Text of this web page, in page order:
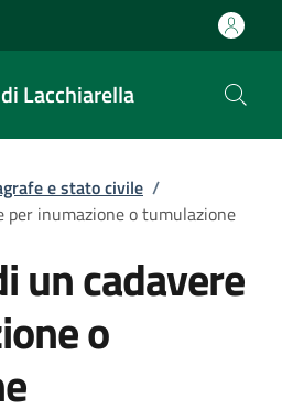
Lacchiarella
e stato civile /
per inumazione o tumulazione
un cadavere
o